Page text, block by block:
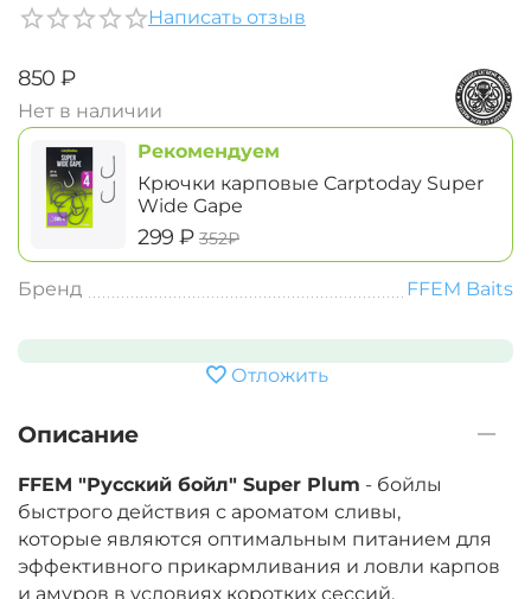
Написать отзыв
‍850‍ ₽
Нет в наличии
Рекомендуем
Крючки карповые Carptoday Super
Wide Gape
‍299‍ ₽ ‍352‍₽
Бренд FFEM Baits
Отложить
Описание
FFEM "Русский бойл" Super Plum - бойлы
быстрого действия с ароматом сливы,
которые являются оптимальным питанием для
эффективного прикармливания и ловли карпов
и амуров в условиях коротких сессий.